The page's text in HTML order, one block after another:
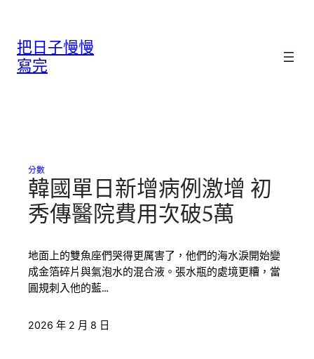
把日子慢慢
寫完
分數
韓國單日新增病例激增 初
秀傳醫院費用次破5萬
地面上的雙魚座們哭得更厲害了，他們的海水淚開始變
成金箔碎片與氣泡水的混合液。張水瓶的處境更糟，當
圓規刺入他的藍…
2026 年 2 月 8 日